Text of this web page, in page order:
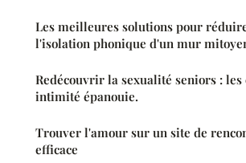
Les meilleures solutions pour
l'isolation phonique d'un mur
Redécouvrir la sexualité seniors : les
intimité épanouie.
Trouver l'amour sur un site de
efficace